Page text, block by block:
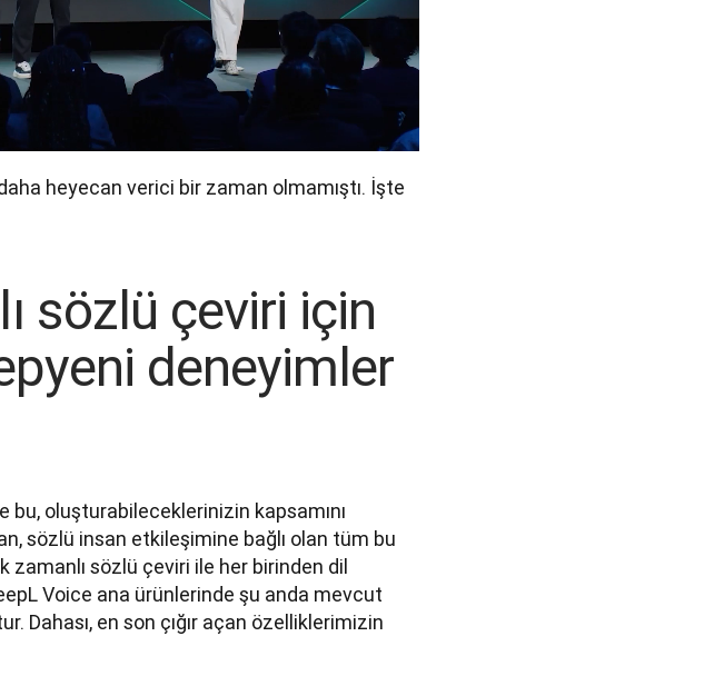
heyecan verici bir zaman olmamıştı. İşte
sözlü çeviri için
deneyimler
bu, oluşturabileceklerinizin kapsamını
sözlü insan etkileşimine bağlı olan tüm bu
zamanlı sözlü çeviri ile her birinden dil
Voice ana ürünlerinde şu anda mevcut
Dahası, en son çığır açan özelliklerimizin